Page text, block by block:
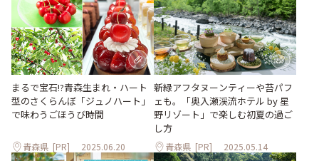
まるで宝石!?青森生まれ・ハート
型のさくらんぼ「ジュノハート」
で味わうごほうび時間
青森県 [PR] 2025.06.20
新緑アフタヌーンティーや苔パフ
ェも。「奥入瀬渓流ホテル by 星
野リゾート」で楽しむ初夏の過ご
し方
青森県 [PR] 2025.05.14